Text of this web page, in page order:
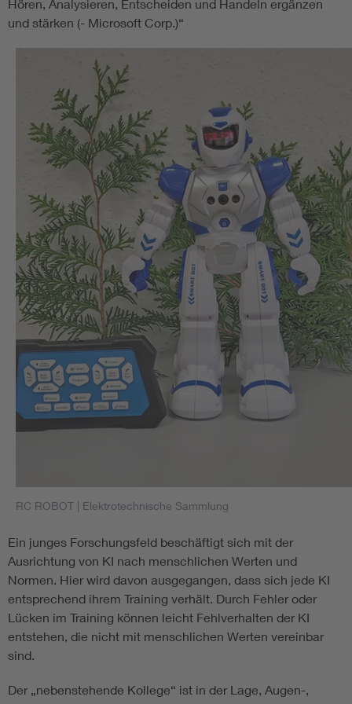
Hören, Analysieren, Entscheiden und Handeln ergänzen
und stärken (- Microsoft Corp.)“
RC ROBOT | Elektrotechnische Sammlung
Ein junges Forschungsfeld beschäftigt sich mit der
Ausrichtung von KI nach menschlichen Werten und
Normen. Hier wird davon ausgegangen, dass sich jede KI
entsprechend ihrem Training verhält. Durch Fehler oder
Lücken im Training können leicht Fehlverhalten der KI
entstehen, die nicht mit menschlichen Werten vereinbar
sind.
Der „nebenstehende Kollege“ ist in der Lage, Augen-,